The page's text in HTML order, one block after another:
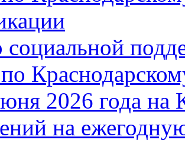
социальной
2026 года на
на